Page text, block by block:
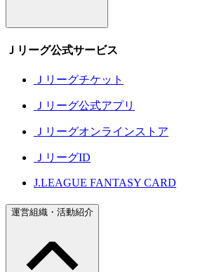
Ｊリーグ公式サービス
Ｊリーグチケット
Ｊリーグ公式アプリ
Ｊリーグオンラインストア
ＪリーグID
J.LEAGUE FANTASY CARD
運営組織・活動紹介